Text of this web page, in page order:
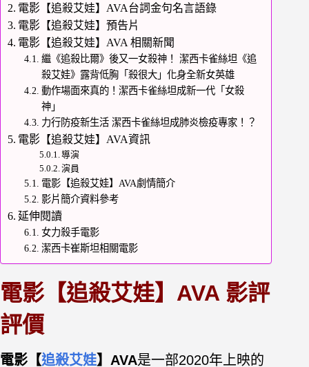
電影【追殺艾娃】AVA台詞金句名言語錄
電影【追殺艾娃】預告片
電影【追殺艾娃】AVA 相關新聞
繼《追殺比爾》後又一女殺神！ 潔西卡雀絲坦《追
殺艾娃》露背低胸「殺很大」化身全新女英雄
動作場面來真的！潔西卡雀絲坦成新一代「女殺
神」
力行防疫新生活 潔西卡雀絲坦成肺炎檢疫專家！？
電影【追殺艾娃】AVA資訊
導演
演員
電影【追殺艾娃】AVA劇情簡介
影片簡介資料參考
延伸閱讀
女力殺手電影
潔西卡崔斯坦相關電影
電影【追殺艾娃】AVA 影評
評價
電影【追殺艾娃】AVA是一部2020年上映的